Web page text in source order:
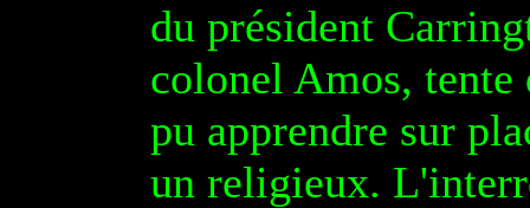
du président
colonel Amos,
pu apprendre sur
un religieux.